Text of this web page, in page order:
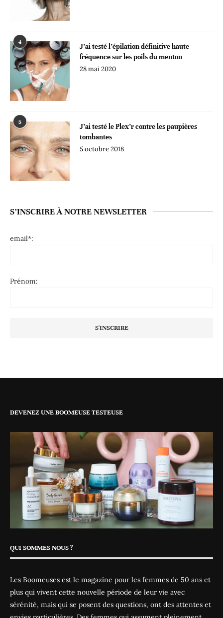
4
J’ai testé l’épilation définitive haute
fréquence sur les poils du menton
28 mai 2020
5
J’ai testé le Plex’r contre les paupières
tombantes
5 octobre 2018
S’INSCRIRE À NOTRE NEWSLETTER
email*:
Prénom:
DEVENEZ UNE BOOMEUSE TESTEUSE
QUI SOMMES NOUS ?
Les Boomeuses est le magazine pour les femmes de 50 ans et
plus qui vivent cette nouvelle période de leur vie avec
sérénité, mais qui se posent des questions, ont des attentes et